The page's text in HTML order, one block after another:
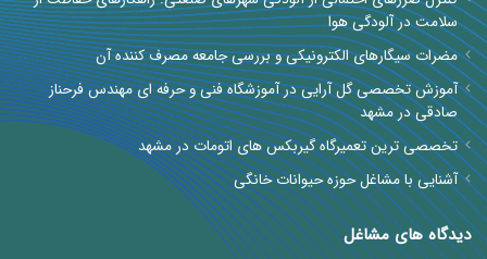
سلامت در آلودگی هوا
مضرات سیگارهای الکترونیکی و بررسی جامعه مصرف کننده آن
آموزش تخصصی گل آرایی در آموزشگاه فنی و حرفه ای مهندس فرحناز
صادقی در مشهد
تخصصی ترین تعمیرگاه گیربکس های اتومات در مشهد
آشنایی با مشاغل حوزه حیوانات خانگی
دیدگاه های مشاغل